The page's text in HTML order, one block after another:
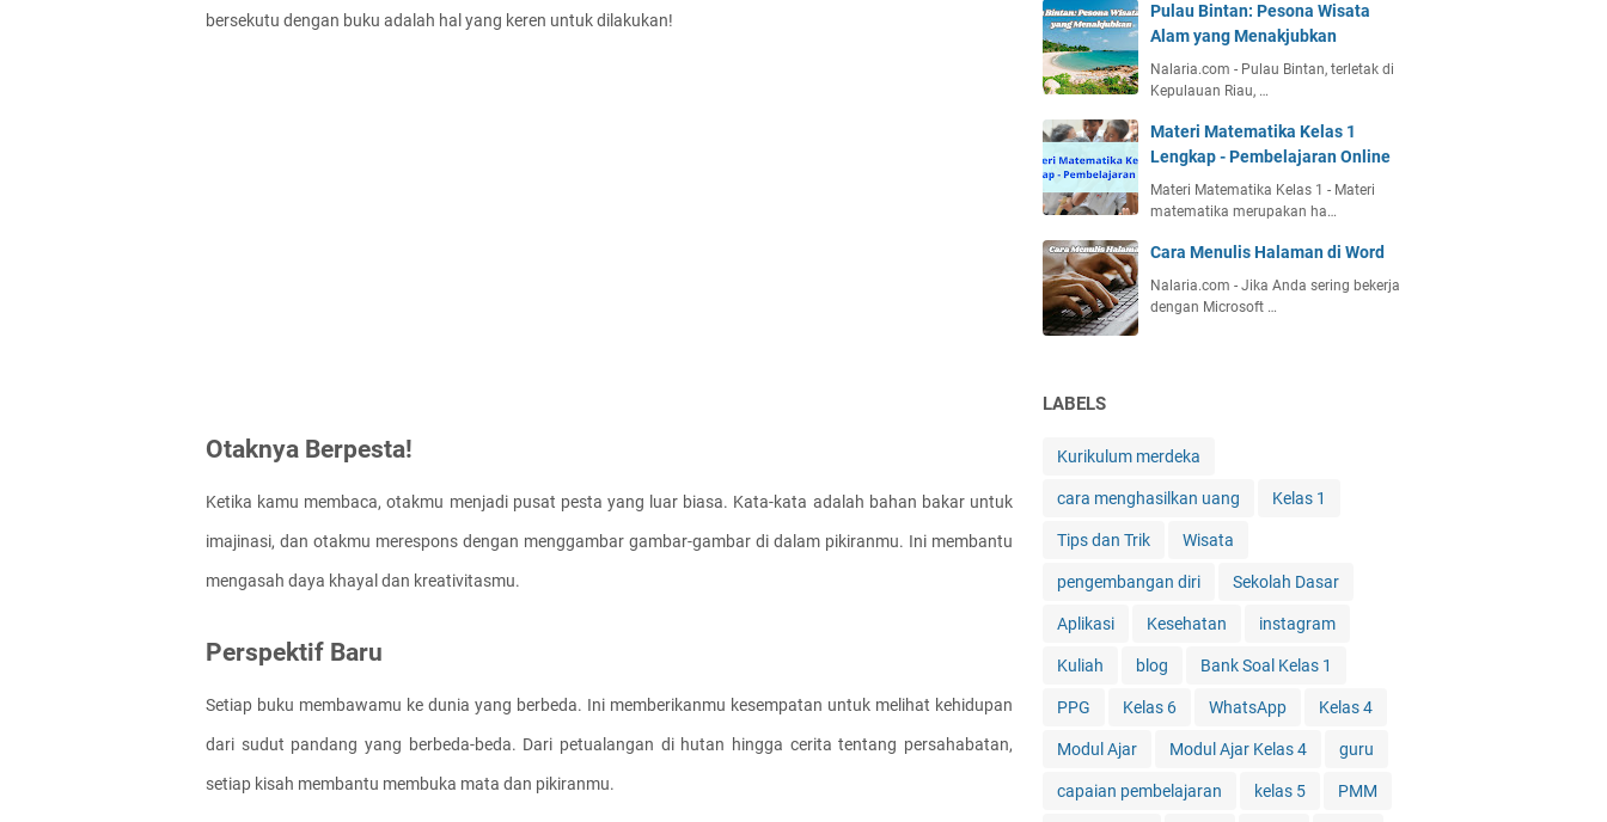
bersekutu dengan buku adalah hal yang keren untuk dilakukan!
Otaknya Berpesta!
Ketika kamu membaca, otakmu menjadi pusat pesta yang luar biasa. Kata-kata adalah bahan bakar untuk
imajinasi, dan otakmu merespons dengan menggambar gambar-gambar di dalam pikiranmu. Ini membantu
mengasah daya khayal dan kreativitasmu.
Perspektif Baru
Setiap buku membawamu ke dunia yang berbeda. Ini memberikanmu kesempatan untuk melihat kehidupan
dari sudut pandang yang berbeda-beda. Dari petualangan di hutan hingga cerita tentang persahabatan,
setiap kisah membantu membuka mata dan pikiranmu.
Pulau Bintan: Pesona Wisata
Alam yang Menakjubkan
Nalaria.com - Pulau Bintan, terletak di
Kepulauan Riau, …
Materi Matematika Kelas 1
Lengkap - Pembelajaran Online
Materi Matematika Kelas 1 - Materi
matematika merupakan ha…
Cara Menulis Halaman di Word
Nalaria.com - Jika Anda sering bekerja
dengan Microsoft …
LABELS
Kurikulum merdeka
cara menghasilkan uang Kelas 1
Tips dan Trik Wisata
pengembangan diri Sekolah Dasar
Aplikasi Kesehatan instagram
Kuliah blog Bank Soal Kelas 1
PPG Kelas 6 WhatsApp Kelas 4
Modul Ajar Modul Ajar Kelas 4 guru
capaian pembelajaran kelas 5 PMM